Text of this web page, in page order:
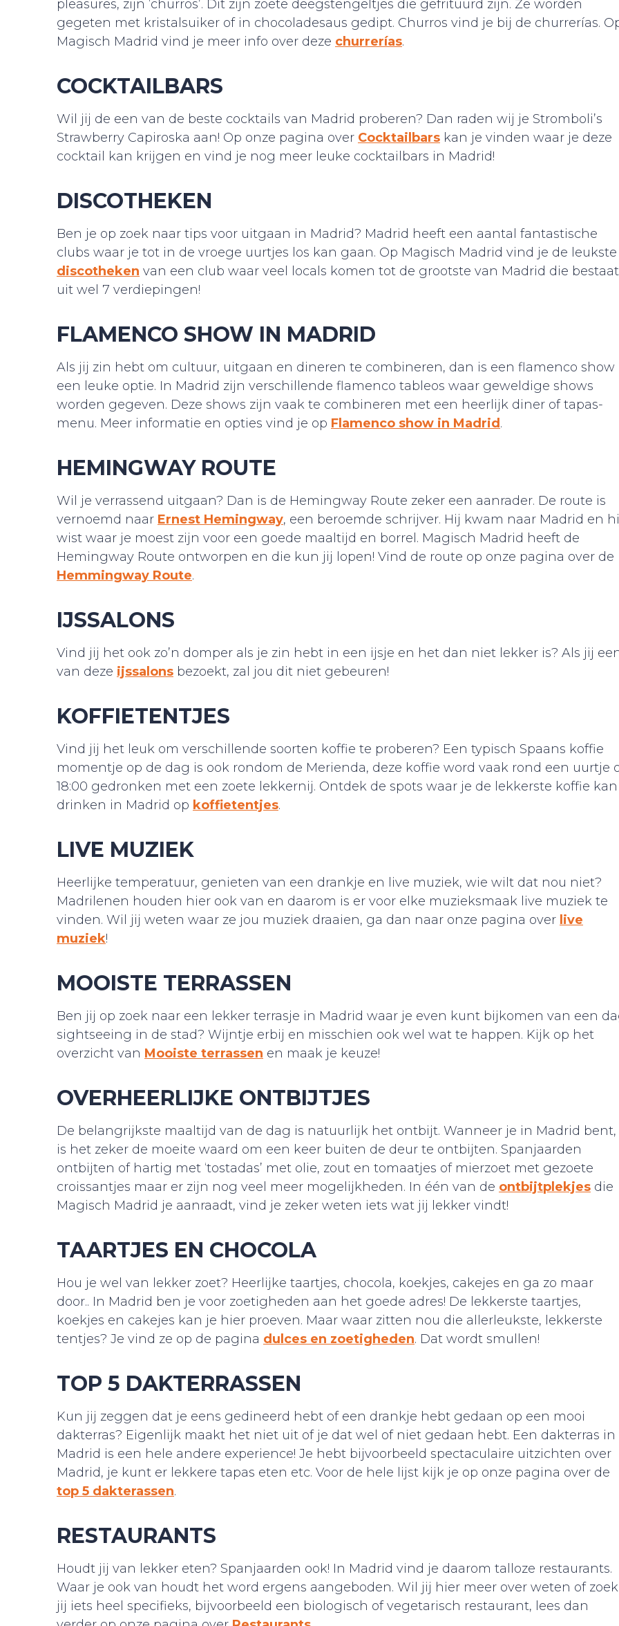
pleasures, zijn ‘churros’. Dit zijn zoete deegstengeltjes die gefrituurd zijn. Ze worden
gegeten met kristalsuiker of in chocoladesaus gedipt. Churros vind je bij de churrerías.
Magisch Madrid vind je meer info over deze churrerías.
COCKTAILBARS
Wil jij de een van de beste cocktails van Madrid proberen? Dan raden wij je Stromboli’s
Strawberry Capiroska aan! Op onze pagina over Cocktailbars kan je vinden waar je deze
cocktail kan krijgen en vind je nog meer leuke cocktailbars in Madrid!
DISCOTHEKEN
Ben je op zoek naar tips voor uitgaan in Madrid? Madrid heeft een aantal fantastische
clubs waar je tot in de vroege uurtjes los kan gaan. Op Magisch Madrid vind je de leukste
discotheken van een club waar veel locals komen tot de grootste van Madrid die bestaat
uit wel 7 verdiepingen!
FLAMENCO SHOW IN MADRID
Als jij zin hebt om cultuur, uitgaan en dineren te combineren, dan is een flamenco show
een leuke optie. In Madrid zijn verschillende flamenco tableos waar geweldige shows
worden gegeven. Deze shows zijn vaak te combineren met een heerlijk diner of tapas-
menu. Meer informatie en opties vind je op Flamenco show in Madrid .
HEMINGWAY ROUTE
Wil je verrassend uitgaan? Dan is de Hemingway Route zeker een aanrader. De route is
vernoemd naar Ernest Hemingway, een beroemde schrijver. Hij kwam naar Madrid en
wist waar je moest zijn voor een goede maaltijd en borrel. Magisch Madrid heeft de
Hemingway Route ontworpen en die kun jij lopen! Vind de route op onze pagina over de
Hemmingway Route.
IJSSALONS
Vind jij het ook zo’n domper als je zin hebt in een ijsje en het dan niet lekker is? Als jij
van deze ijssalons bezoekt, zal jou dit niet gebeuren!
KOFFIETENTJES
Vind jij het leuk om verschillende soorten koffie te proberen? Een typisch Spaans koffie
momentje op de dag is ook rondom de Merienda, deze koffie word vaak rond een uurtje
18:00 gedronken met een zoete lekkernij. Ontdek de spots waar je de lekkerste koffie kan
drinken in Madrid op koffietentjes.
LIVE MUZIEK
Heerlijke temperatuur, genieten van een drankje en live muziek, wie wilt dat nou niet?
Madrilenen houden hier ook van en daarom is er voor elke muzieksmaak live muziek te
vinden. Wil jij weten waar ze jou muziek draaien, ga dan naar onze pagina over live
muziek!
MOOISTE TERRASSEN
Ben jij op zoek naar een lekker terrasje in Madrid waar je even kunt bijkomen van een
sightseeing in de stad? Wijntje erbij en misschien ook wel wat te happen. Kijk op het
overzicht van Mooiste terrassen en maak je keuze!
OVERHEERLIJKE ONTBIJTJES
De belangrijkste maaltijd van de dag is natuurlijk het ontbijt. Wanneer je in Madrid bent,
is het zeker de moeite waard om een keer buiten de deur te ontbijten. Spanjaarden
ontbijten of hartig met ‘tostadas’ met olie, zout en tomaatjes of mierzoet met gezoete
croissantjes maar er zijn nog veel meer mogelijkheden. In één van de ontbijtplekjes die
Magisch Madrid je aanraadt, vind je zeker weten iets wat jij lekker vindt!
TAARTJES EN CHOCOLA
Hou je wel van lekker zoet? Heerlijke taartjes, chocola, koekjes, cakejes en ga zo maar
door.. In Madrid ben je voor zoetigheden aan het goede adres! De lekkerste taartjes,
koekjes en cakejes kan je hier proeven. Maar waar zitten nou die allerleukste, lekkerste
tentjes? Je vind ze op de pagina dulces en zoetigheden. Dat wordt smullen!
TOP 5 DAKTERRASSEN
Kun jij zeggen dat je eens gedineerd hebt of een drankje hebt gedaan op een mooi
dakterras? Eigenlijk maakt het niet uit of je dat wel of niet gedaan hebt. Een dakterras in
Madrid is een hele andere experience! Je hebt bijvoorbeeld spectaculaire uitzichten over
Madrid, je kunt er lekkere tapas eten etc. Voor de hele lijst kijk je op onze pagina over de
top 5 dakterassen.
RESTAURANTS
Houdt jij van lekker eten? Spanjaarden ook! In Madrid vind je daarom talloze restaurants.
Waar je ook van houdt het word ergens aangeboden. Wil jij hier meer over weten of zoek
jij iets heel specifieks, bijvoorbeeld een biologisch of vegetarisch restaurant, lees dan